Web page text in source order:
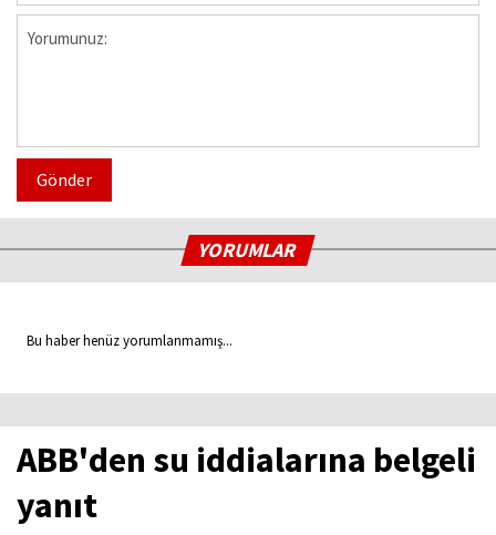
Gönder
YORUMLAR
Bu haber henüz yorumlanmamış...
ABB'den su iddialarına belgeli
yanıt